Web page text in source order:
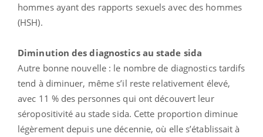
hommes ayant des rapports sexuels avec des hommes
(HSH).
Diminution des diagnostics au stade sida
Autre bonne nouvelle : le nombre de diagnostics tardifs
tend à diminuer, même s’il reste relativement élevé,
avec 11 % des personnes qui ont découvert leur
séropositivité au stade sida. Cette proportion diminue
légèrement depuis une décennie, où elle s’établissait à